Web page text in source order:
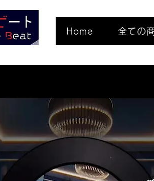
Home 全ての